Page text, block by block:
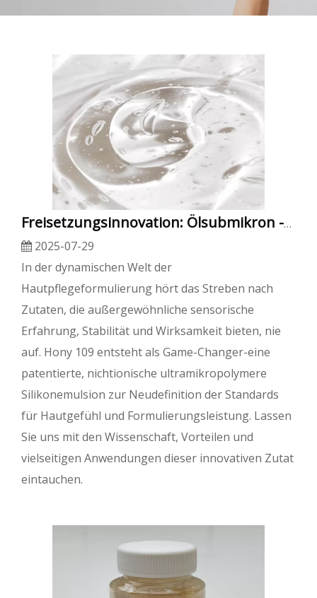
Freisetzungsinnovation: Ölsubmikron -Emulgationstechnologie
2025-07-29
In der dynamischen Welt der
Hautpflegeformulierung hört das Streben nach
Zutaten, die außergewöhnliche sensorische
Erfahrung, Stabilität und Wirksamkeit bieten, nie
auf. Hony 109 entsteht als Game-Changer-eine
patentierte, nichtionische ultramikropolymere
Silikonemulsion zur Neudefinition der Standards
für Hautgefühl und Formulierungsleistung. Lassen
Sie uns mit den Wissenschaft, Vorteilen und
vielseitigen Anwendungen dieser innovativen Zutat
eintauchen.